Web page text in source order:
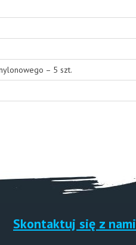
– 5 szt.
Skontaktuj się z nami